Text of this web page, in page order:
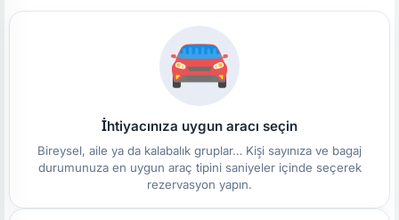
İhtiyacınıza uygun aracı seçin
Bireysel, aile ya da kalabalık gruplar… Kişi sayınıza ve bagaj
durumunuza en uygun araç tipini saniyeler içinde seçerek
rezervasyon yapın.